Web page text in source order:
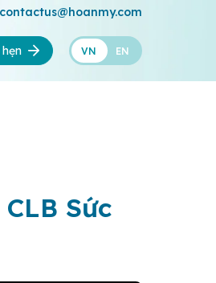
contactus@hoanmy.com
VN EN
Sức